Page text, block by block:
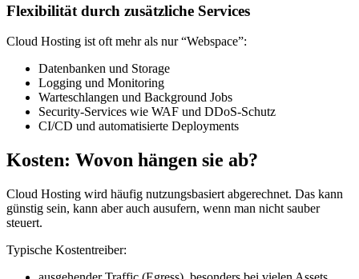
Flexibilität durch zusätzliche Services
Cloud Hosting ist oft mehr als nur “Webspace”:
Datenbanken und Storage
Logging und Monitoring
Warteschlangen und Background Jobs
Security-Services wie WAF und DDoS-Schutz
CI/CD und automatisierte Deployments
Kosten: Wovon hängen sie ab?
Cloud Hosting wird häufig nutzungsbasiert abgerechnet. Das kann
günstig sein, kann aber auch ausufern, wenn man nicht sauber
steuert.
Typische Kostentreiber: